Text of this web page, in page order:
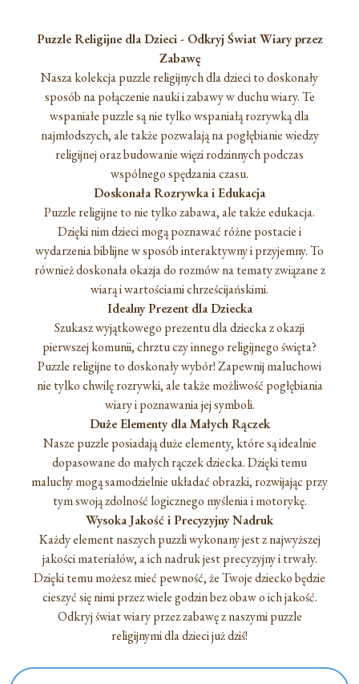
Puzzle Religijne dla Dzieci - Odkryj Świat Wiary przez
Zabawę
Nasza kolekcja puzzle religijnych dla dzieci to doskonały
sposób na połączenie nauki i zabawy w duchu wiary. Te
wspaniałe puzzle są nie tylko wspaniałą rozrywką dla
najmłodszych, ale także pozwalają na pogłębianie wiedzy
religijnej oraz budowanie więzi rodzinnych podczas
wspólnego spędzania czasu.
Doskonała Rozrywka i Edukacja
Puzzle religijne to nie tylko zabawa, ale także edukacja.
Dzięki nim dzieci mogą poznawać różne postacie i
wydarzenia biblijne w sposób interaktywny i przyjemny. To
również doskonała okazja do rozmów na tematy związane z
wiarą i wartościami chrześcijańskimi.
Idealny Prezent dla Dziecka
Szukasz wyjątkowego prezentu dla dziecka z okazji
pierwszej komunii, chrztu czy innego religijnego święta?
Puzzle religijne to doskonały wybór! Zapewnij maluchowi
nie tylko chwilę rozrywki, ale także możliwość pogłębiania
wiary i poznawania jej symboli.
Duże Elementy dla Małych Rączek
Nasze puzzle posiadają duże elementy, które są idealnie
dopasowane do małych rączek dziecka. Dzięki temu
maluchy mogą samodzielnie układać obrazki, rozwijając przy
tym swoją zdolność logicznego myślenia i motorykę.
Wysoka Jakość i Precyzyjny Nadruk
Każdy element naszych puzzli wykonany jest z najwyższej
jakości materiałów, a ich nadruk jest precyzyjny i trwały.
Dzięki temu możesz mieć pewność, że Twoje dziecko będzie
cieszyć się nimi przez wiele godzin bez obaw o ich jakość.
Odkryj świat wiary przez zabawę z naszymi puzzle
religijnymi dla dzieci już dziś!